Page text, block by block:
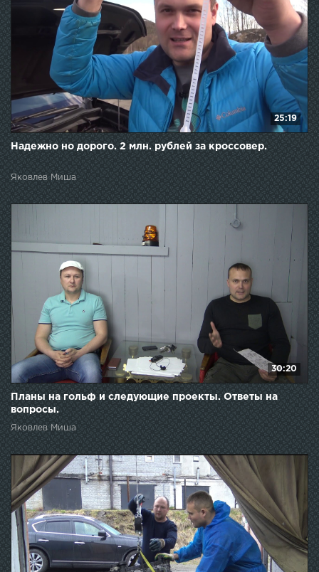
25:19
Надежно но дорого. 2 млн. рублей за кроссовер.
Яковлев Миша
30:20
Планы на гольф и следующие проекты. Ответы на
вопросы.
Яковлев Миша